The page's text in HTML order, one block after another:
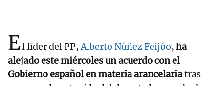
El líder del PP,Alberto Núñez Feijóo, ha
alejado este miércoles un acuerdo con el
Gobierno español en materia arancelariatras